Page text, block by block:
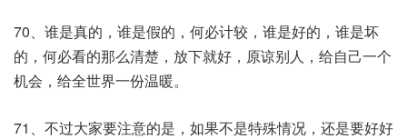
70、谁是真的，谁是假的，何必计较，谁是好的，谁是坏
的，何必看的那么清楚，放下就好，原谅别人，给自己一个
机会，给全世界一份温暖。
71、不过大家要注意的是，如果不是特殊情况，还是要好好